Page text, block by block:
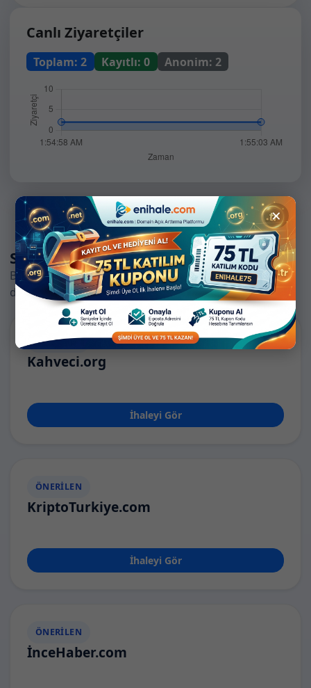
×
Canlı Ziyaretçiler
Toplam:2 Kayıtlı:0 Anonim: 2
Sizin için önerilen ihaleler
Benzer ilgi alanlarına sahip yatırımcıların takip ettiği
domainleri hızlıca keşfedin.
ÖNERILEN
Kahveci.org
İhaleyi Gör
ÖNERILEN
KriptoTurkiye.com
İhaleyi Gör
ÖNERILEN
İnceHaber.com